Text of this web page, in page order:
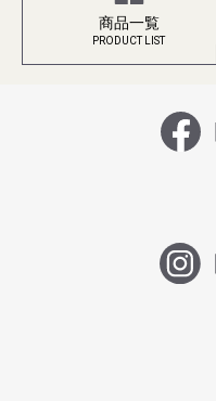
商品一覧
PRODUCT LIST